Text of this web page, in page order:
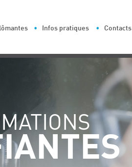
Infos pratiques Contacts